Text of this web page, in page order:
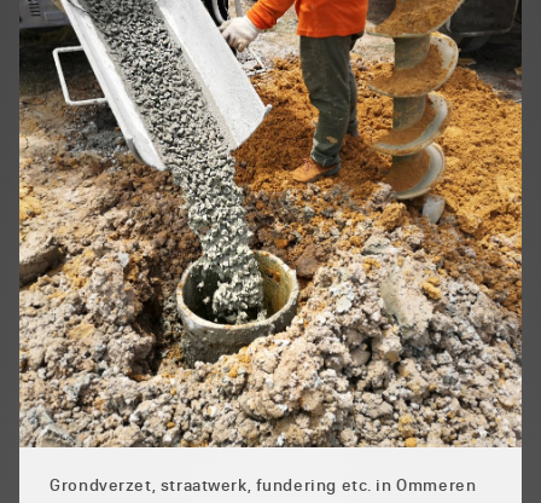
Grondverzet, straatwerk, fundering etc. in Ommeren